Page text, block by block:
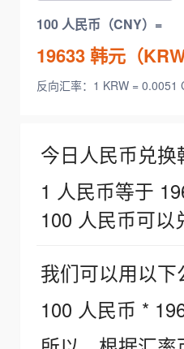
100 人民币（CNY）=
19633韩元（KRW
反向汇率：1 KRW = 0.0051
今日人民币兑换
1 人民币等于
100 人民币可以
我们可以用以下
100 人民币 *